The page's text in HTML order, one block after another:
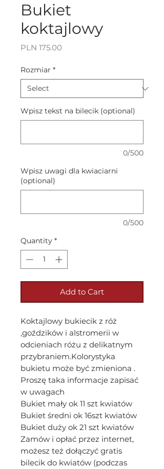
Bukiet
koktajlowy
PLN 175.00
Rozmiar *
Wpisz tekst na bilecik (optional)
0/500
Wpisz uwagi dla kwiaciarni
(optional)
0/500
Quantity *
Add to Cart
Koktajlowy bukiecik z róż
,goździków i alstromerii w
odcieniach różu z delikatnym
przybraniem.Kolorystyka
bukietu może być zmieniona .
Proszę taka informacje zapisać
w uwagach
Bukiet mały ok 11 szt kwiatów
Bukiet średni ok 16szt kwiatów
Bukiet duży ok 21 szt kwiatów
Zamów i opłać przez internet,
możesz też dołączyć gratis
bilecik do kwiatów (podczas